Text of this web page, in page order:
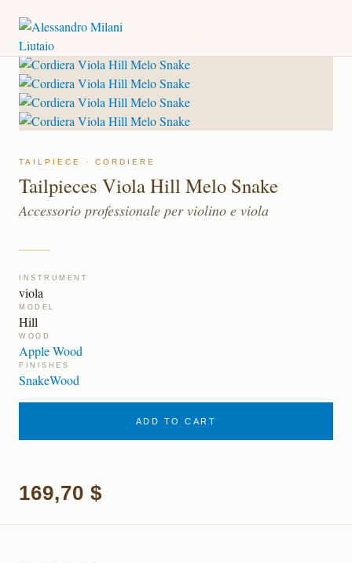
CATALOGO→CORDIERE
TAILPIECE · CORDIERE
Tailpieces Viola Hill Melo Snake
Accessorio professionale per violino e viola
INSTRUMENT
viola
MODEL
Hill
WOOD
Apple Wood
FINISHES
SnakeWood
ADD TO CART
169,70 $